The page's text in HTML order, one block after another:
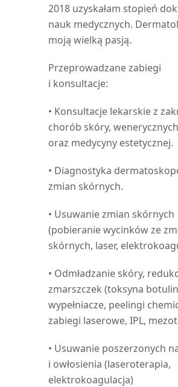
2018 uzyskałam stopień
nauk medycznych.
moją wielką pasją.
Przeprowadzane zabiegi
i konsultacje:
• Konsultacje lekarskie z
chorób skóry, wenerycznych
oraz medycyny estetycznej.
• Diagnostyka
zmian skórnych.
• Usuwanie zmian skórnych
(pobieranie wycinków ze
skórnych, laser,
• Odmładzanie skóry,
zmarszczek (toksyna
wypełniacze, peelingi
zabiegi laserowe, IPL,
• Usuwanie poszerzonych
i owłosienia (laseroterapia,
elektrokoagulacja)